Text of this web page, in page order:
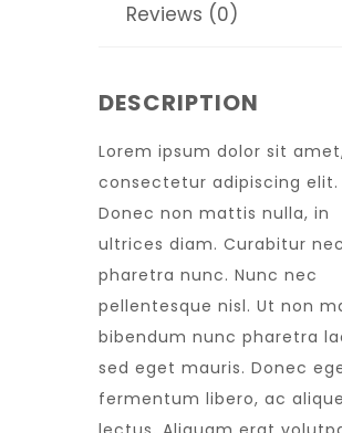
Reviews (0)
DESCRIPTION
Lorem ipsum dolor sit
consectetur adipiscing elit.
Donec non mattis nulla, in
ultrices diam. Curabitur nec
pharetra nunc. Nunc nec
pellentesque nisl. Ut non
bibendum nunc pharetra
sed eget mauris. Donec
fermentum libero, ac